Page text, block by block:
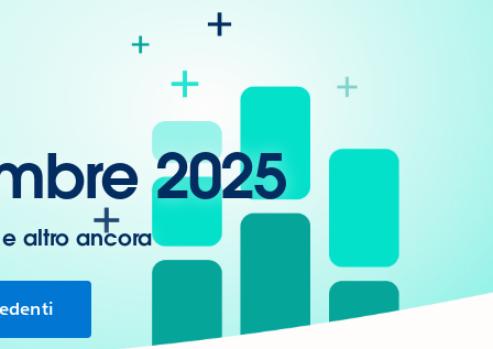
2025
altro ancora